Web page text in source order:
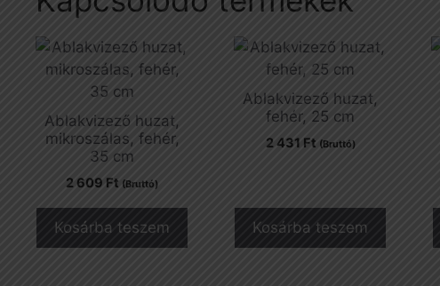
Ablakvizező huzat,
mikroszálas, fehér,
35 cm
2 609 Ft (Bruttó)
Kosárba teszem
Ablakvizező huzat,
fehér, 25 cm
2 431 Ft (Bruttó)
Kosárba teszem